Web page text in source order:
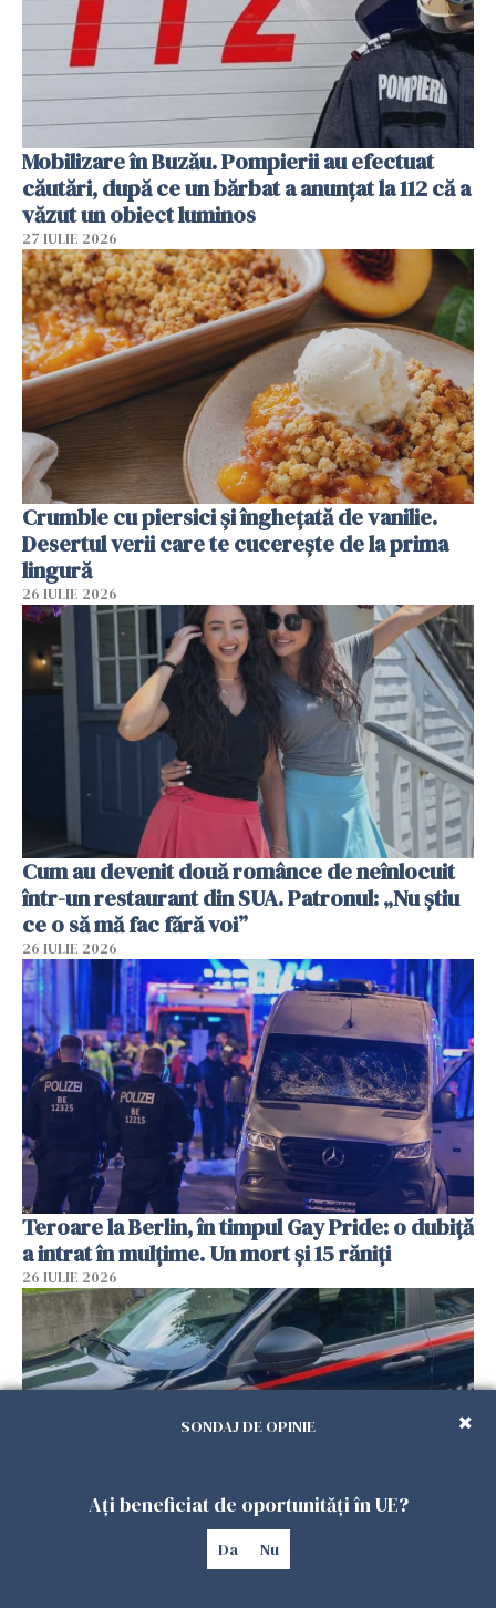
Mobilizare în Buzău. Pompierii au efectuat
căutări, după ce un bărbat a anunțat la 112 că a
văzut un obiect luminos
27 IULIE 2026
Crumble cu piersici și înghețată de vanilie.
Desertul verii care te cucerește de la prima
lingură
26 IULIE 2026
Cum au devenit două românce de neînlocuit
într-un restaurant din SUA. Patronul: „Nu știu
ce o să mă fac fără voi”
26 IULIE 2026
Teroare la Berlin, în timpul Gay Pride: o dubiță
a intrat în mulțime. Un mort și 15 răniți
26 IULIE 2026
Român, în stare critică după ce a intrat într-o
SONDAJ DE OPINIE
Ați beneficiat de oportunități în UE?
Da Nu